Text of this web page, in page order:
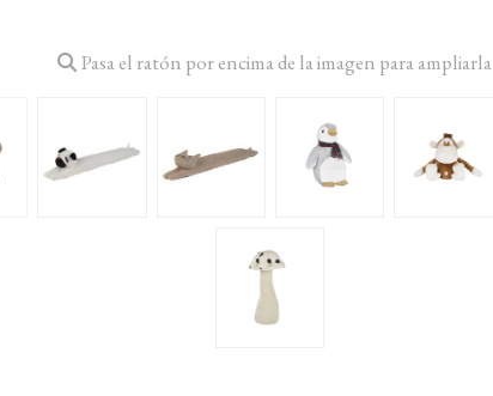
Pasa el ratón por encima de la imagen para ampliarla